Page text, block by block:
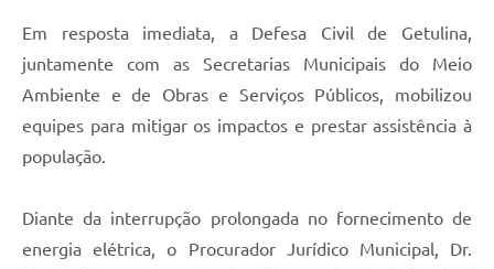
Em resposta imediata, a Defesa Civil de Getulina,
juntamente com as Secretarias Municipais do Meio
Ambiente e de Obras e Serviços Públicos, mobilizou
equipes para mitigar os impactos e prestar assistência à
população.
Diante da interrupção prolongada no fornecimento de
energia elétrica, o Procurador Jurídico Municipal, Dr.